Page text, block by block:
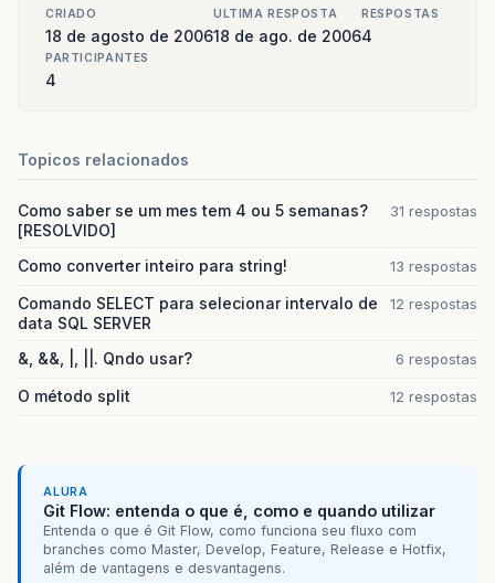
CRIADO
18 de agosto de 2006
ULTIMA RESPOSTA
18 de ago. de 2006
RESPOSTAS
4
PARTICIPANTES
4
Topicos relacionados
Como saber se um mes tem 4 ou 5 semanas?
[RESOLVIDO]
31 respostas
Como converter inteiro para string! 13 respostas
Comando SELECT para selecionar intervalo de
data SQL SERVER
12 respostas
&, &&, |, ||. Qndo usar? 6 respostas
O método split 12 respostas
ALURA
Git Flow: entenda o que é, como e quando utilizar
Entenda o que é Git Flow, como funciona seu fluxo com
branches como Master, Develop, Feature, Release e Hotfix,
além de vantagens e desvantagens.